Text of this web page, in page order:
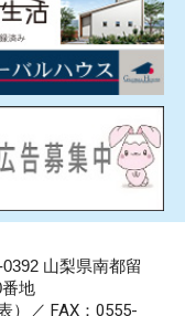
山梨県南都留
地
）／ FAX：0555-